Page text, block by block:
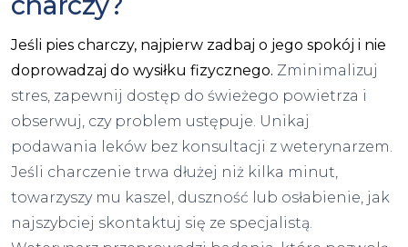
Jeśli pies charczy, najpierw zadbaj o jego spokój i nie
doprowadzaj do wysiłku fizycznego. Zminimalizuj
stres, zapewnij dostęp do świeżego powietrza i
obserwuj, czy problem ustępuje. Unikaj
podawania leków bez konsultacji z weterynarzem.
Jeśli charczenie trwa dłużej niż kilka minut,
towarzyszy mu kaszel, duszność lub osłabienie, jak
najszybciej skontaktuj się ze specjalistą.